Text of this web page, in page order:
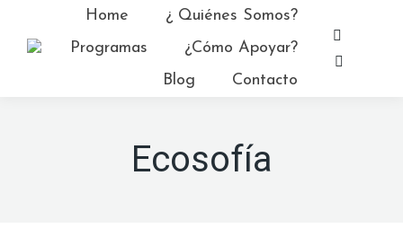
Home
¿ Quiénes Somos?
Programas
¿Cómo Apoyar?
Blog
Contacto
page
Ecosofía